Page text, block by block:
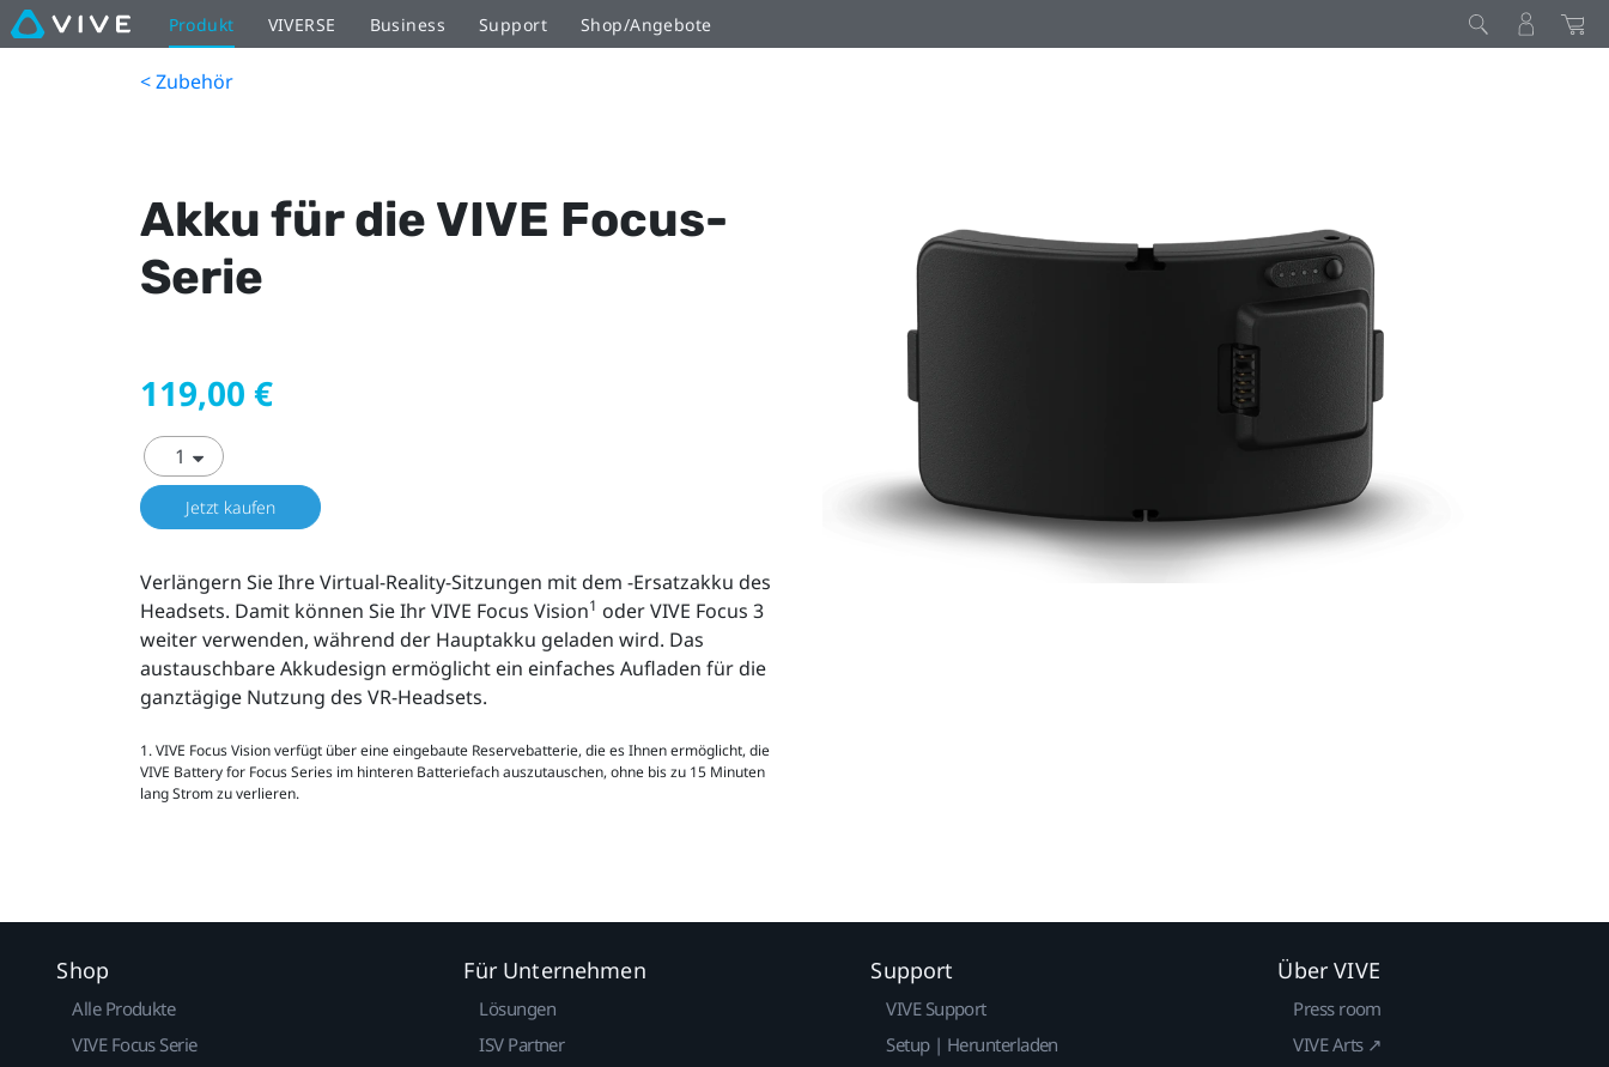
Produkt VIVERSE Business Support Shop/Angebote
< Zubehör
Akku für die VIVE Focus-
Serie
119,00 €
Jetzt kaufen
Verlängern Sie Ihre Virtual-Reality-Sitzungen mit dem -Ersatzakku des
Headsets. Damit können Sie Ihr VIVE Focus Vision1 oder VIVE Focus 3
weiter verwenden, während der Hauptakku geladen wird. Das
austauschbare Akkudesign ermöglicht ein einfaches Aufladen für die
ganztägige Nutzung des VR-Headsets.
1. VIVE Focus Vision verfügt über eine eingebaute Reservebatterie, die es Ihnen ermöglicht, die
VIVE Battery for Focus Series im hinteren Batteriefach auszutauschen, ohne bis zu 15 Minuten
lang Strom zu verlieren.
Shop
Alle Produkte
VIVE Focus Serie
Für Unternehmen
Lösungen
ISV Partner
Support
VIVE Support
Setup | Herunterladen
Über VIVE
Press room
VIVE Arts ↗